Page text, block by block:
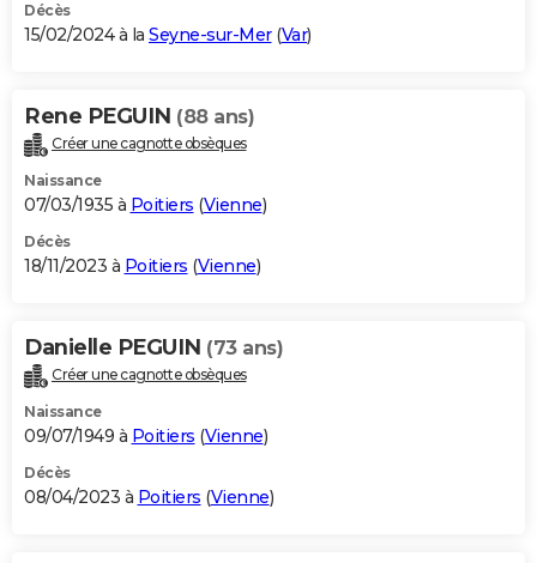
Décès
15/02/2024 à la Seyne-sur-Mer(Var)
Rene PEGUIN (88 ans)
Créer une cagnotte obsèques
Naissance
07/03/1935 à Poitiers (Vienne)
Décès
18/11/2023 à Poitiers (Vienne)
Danielle PEGUIN (73 ans)
Créer une cagnotte obsèques
Naissance
09/07/1949 à Poitiers (Vienne)
Décès
08/04/2023 à Poitiers (Vienne)